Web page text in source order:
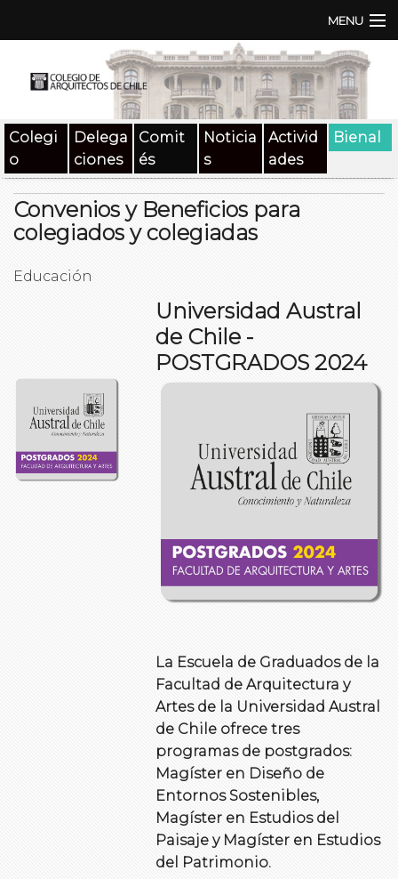
MENU
Documentos
SAT
Colegi
o
Delega
ciones
Comit
és
Noticia
s
Activid
ades
Bienal
Convenios y Beneficios para
colegiados y colegiadas
Educación
Universidad Austral
de Chile -
POSTGRADOS 2024
La Escuela de Graduados de la
Facultad de Arquitectura y
Artes de la Universidad Austral
de Chile ofrece tres
programas de postgrados:
Magíster en Diseño de
Entornos Sostenibles,
Magíster en Estudios del
Paisaje y Magíster en Estudios
del Patrimonio.